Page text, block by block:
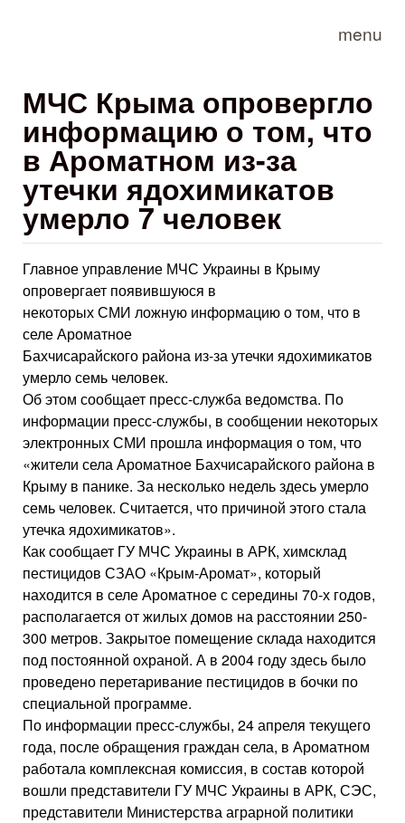
menu
МЧС Крыма опровергло
информацию о том, что
в Ароматном из-за
утечки ядохимикатов
умерло 7 человек
Главное управление МЧС Украины в Крыму
опровергает появившуюся в
некоторых СМИ ложную информацию о том, что в
селе Ароматное
Бахчисарайского района из-за утечки ядохимикатов
умерло семь человек.
Об этом сообщает пресс-служба ведомства. По
информации пресс-службы, в сообщении некоторых
электронных СМИ прошла информация о том, что
«жители села Ароматное Бахчисарайского района в
Крыму в панике. За несколько недель здесь умерло
семь человек. Считается, что причиной этого стала
утечка ядохимикатов».
Как сообщает ГУ МЧС Украины в АРК, химсклад
пестицидов СЗАО «Крым-Аромат», который
находится в селе Ароматное с середины 70-х годов,
располагается от жилых домов на расстоянии 250-
300 метров. Закрытое помещение склада находится
под постоянной охраной. А в 2004 году здесь было
проведено перетаривание пестицидов в бочки по
специальной программе.
По информации пресс-службы, 24 апреля текущего
года, после обращения граждан села, в Ароматном
работала комплексная комиссия, в состав которой
вошли представители ГУ МЧС Украины в АРК, СЭС,
представители Министерства аграрной политики